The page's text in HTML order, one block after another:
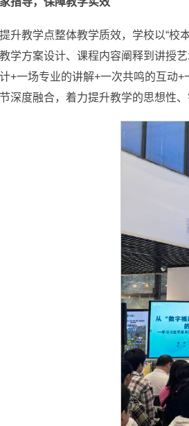
升教学点整体教学质效，学校以“校
学方案设计、课程内容阐释到讲授
+一场专业的讲解+一次共鸣的互动
深度融合，着力提升教学的思想性